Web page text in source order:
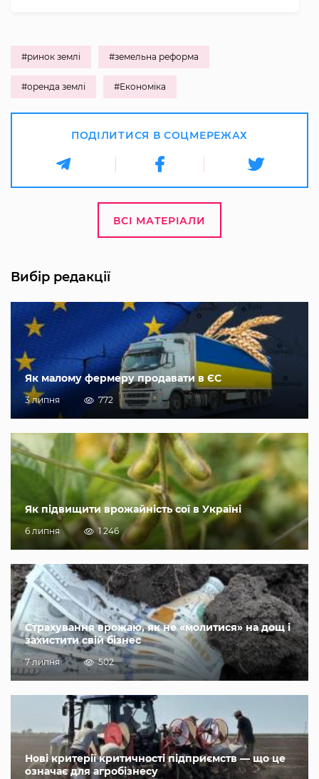
#ринок землі #земельна реформа
#оренда землі #Економіка
ПОДІЛИТИСЯ В СОЦМЕРЕЖАХ
ВСІ МАТЕРІАЛИ
Вибір редакції
Як малому фермеру продавати в ЄС
3 липня 772
Як підвищити врожайність сої в Україні
6 липня 1 246
Страхування врожаю, як не «молитися» на дощ і
захистити свій бізнес
7 липня 502
Нові критерії критичності підприємств — що це
означає для агробізнесу